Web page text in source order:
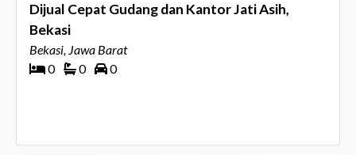
Dijual Cepat Gudang dan Kantor Jati Asih,
Bekasi
Bekasi, Jawa Barat
0
0 0